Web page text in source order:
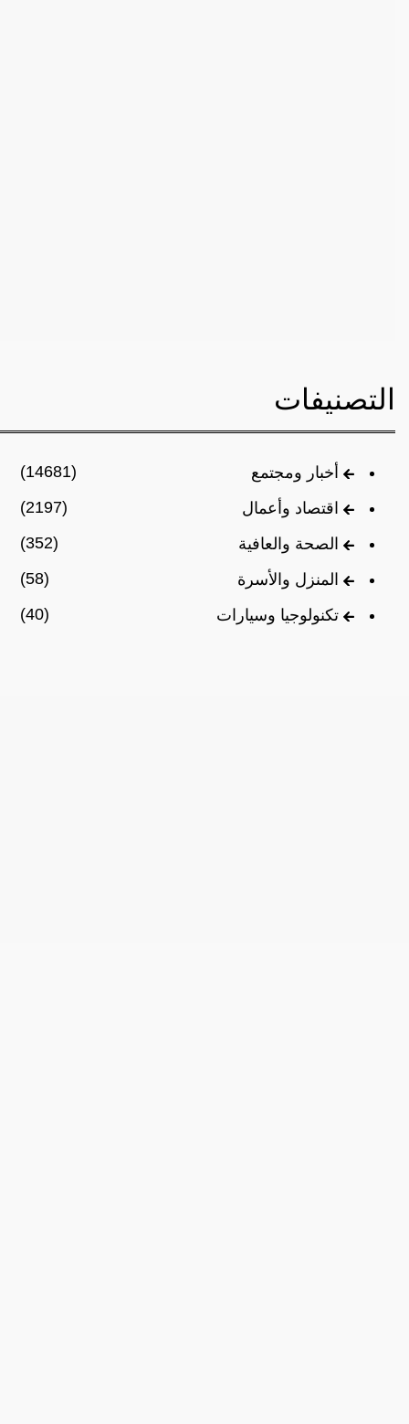
التصنيفات
أخبار ومجتمع
(14681)
اقتصاد وأعمال
(2197)
الصحة والعافية
(352)
المنزل والأسرة
(58)
تكنولوجيا وسيارات
(40)